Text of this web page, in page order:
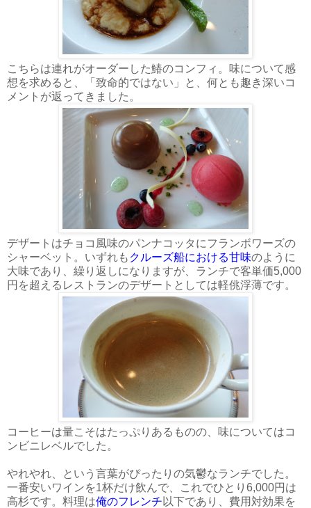
こちらは連れがオーダーした鰆のコンフィ。味について感
想を求めると、「致命的ではない」と、何とも趣き深いコ
メントが返ってきました。
デザートはチョコ風味のパンナコッタにフランボワーズの
シャーベット。いずれも クルーズ船における甘味のように
大味であり、繰り返しになりますが、ランチで客単価5,000
円を超えるレストランのデザートとしては軽佻浮薄です。
コーヒーは量こそはたっぷりあるものの、味についてはコ
ンビニレベルでした。
やれやれ、という言葉がぴったりの気鬱なランチでした。
一番安いワインを1杯だけ飲んで、これでひとり6,000円は
高杉です。料理は俺のフレンチ 以下であり、費用対効果を